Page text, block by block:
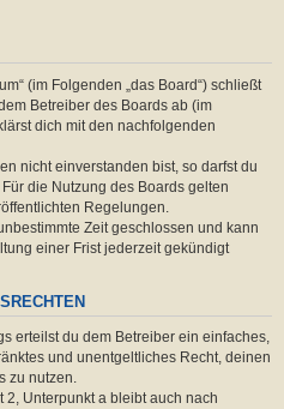
(im Folgenden „das Board“) schließt
Betreiber des Boards ab (im
dich mit den nachfolgenden
nicht einverstanden bist, so darfst du
die Nutzung des Boards gelten
Regelungen.
Zeit geschlossen und kann
einer Frist jederzeit gekündigt
erteilst du dem Betreiber ein einfaches,
und unentgeltliches Recht, deinen
zu nutzen.
2, Unterpunkt a bleibt auch nach